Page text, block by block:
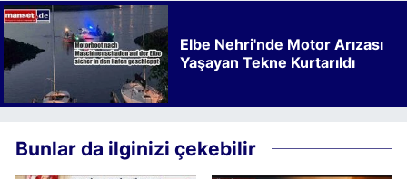
Elbe Nehri'nde Motor Arızası
Yaşayan Tekne Kurtarıldı
Bunlar da ilginizi çekebilir